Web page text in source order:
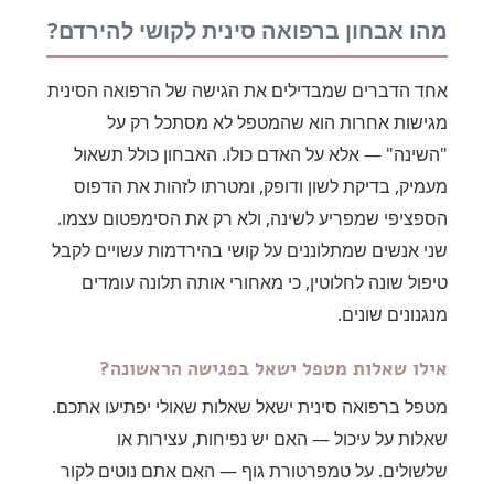
מהו אבחון ברפואה סינית לקושי להירדם?
אחד הדברים שמבדילים את הגישה של הרפואה הסינית
מגישות אחרות הוא שהמטפל לא מסתכל רק על
"השינה" — אלא על האדם כולו. האבחון כולל תשאול
מעמיק, בדיקת לשון ודופק, ומטרתו לזהות את הדפוס
הספציפי שמפריע לשינה, ולא רק את הסימפטום עצמו.
שני אנשים שמתלוננים על קושי בהירדמות עשויים לקבל
טיפול שונה לחלוטין, כי מאחורי אותה תלונה עומדים
מנגנונים שונים.
אילו שאלות מטפל ישאל בפגישה הראשונה?
מטפל ברפואה סינית ישאל שאלות שאולי יפתיעו אתכם.
שאלות על עיכול — האם יש נפיחות, עצירות או
שלשולים. על טמפרטורת גוף — האם אתם נוטים לקור